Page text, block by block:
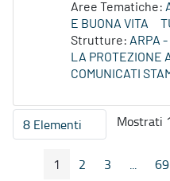
Aree Tematiche:
E BUONA VITA
Strutture: ARPA -
LA PROTEZIONE
COMUNICATI
8 ElementiPer pagina
Mostrati
Pagina Precedente
Pagina
1 Pagina
2 Pagina
3 ...
Pagine
69